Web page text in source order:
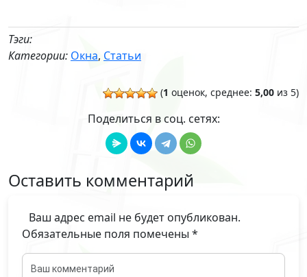
Тэги:
Категории: Окна, Статьи
(1 оценок, среднее: 5,00 из 5)
Поделиться в соц. сетях:
Оставить комментарий
Ваш адрес email не будет опубликован.
Обязательные поля помечены *